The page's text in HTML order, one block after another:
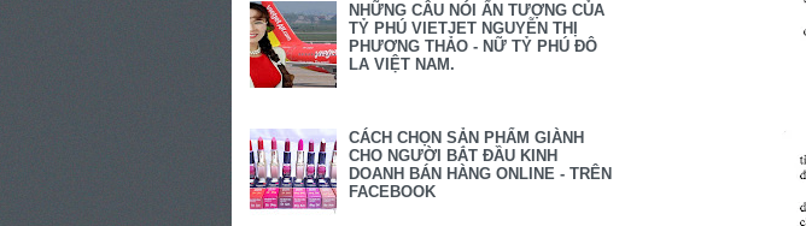
NHỮNG CÂU NÓI ẤN TƯỢNG CỦA
TỶ PHÚ VIETJET NGUYỄN THỊ
PHƯƠNG THẢO - NỮ TỶ PHÚ ĐÔ
LA VIỆT NAM.
CÁCH CHỌN SẢN PHẨM GIÀNH
CHO NGƯỜI BẮT ĐẦU KINH
DOANH BÁN HÀNG ONLINE - TRÊN
FACEBOOK